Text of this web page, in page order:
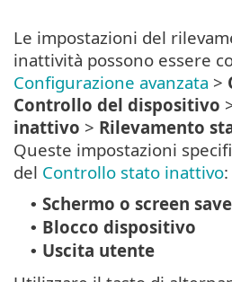
Le impostazioni del
inattività possono essere
Configurazione avanzata >
Controllo del dispositivo
inattivo > Rilevamento
Queste impostazioni
del Controllo stato inattivo:
• Schermo o screen
• Blocco dispositivo
• Uscita utente